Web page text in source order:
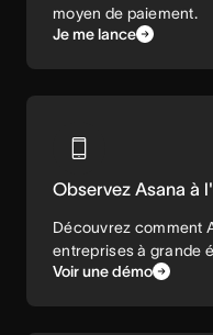
moyen de paiement.
Je me lance
Observez Asana à
Découvrez comment
entreprises à grande
Voir une démo